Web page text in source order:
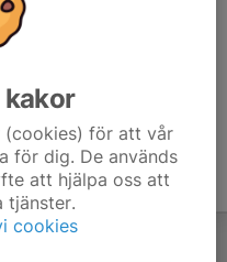
kakor
(cookies) för att vår
för dig. De används
att hjälpa oss att
tjänster.
cookies